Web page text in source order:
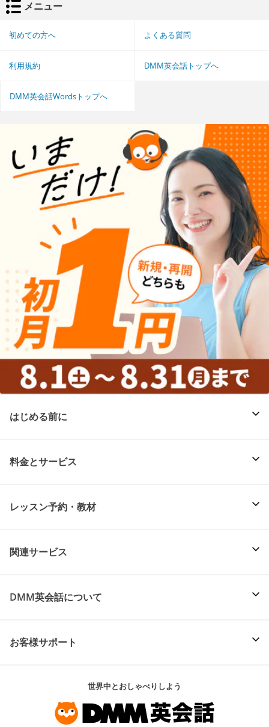
メニュー
初めての方へ よくある質問
利用規約 DMM英会話トップへ
DMM英会話Wordsトップへ
はじめる前に
料金とサービス
レッスン予約・教材
関連サービス
DMM英会話について
お客様サポート
世界中とおしゃべりしよう